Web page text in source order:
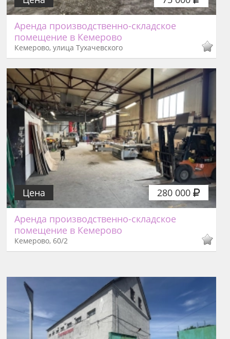
Аренда производственно-складское
помещение в Кемерово
Кемерово, улица Тухачевского
280 000
Цена
Аренда производственно-складское
помещение в Кемерово
Кемерово, 60/2